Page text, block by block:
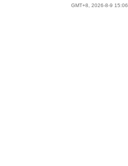
GMT+8, 2026-8-9 15:06